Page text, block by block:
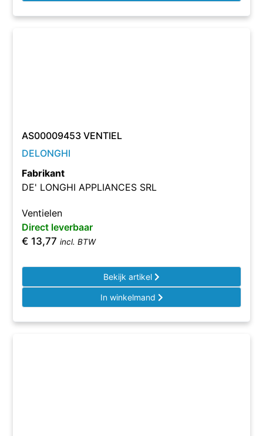
AS00009453 VENTIEL
DELONGHI
Fabrikant
DE' LONGHI APPLIANCES SRL
Ventielen
Direct leverbaar
€ 13,77 incl. BTW
Bekijk artikel
In winkelmand